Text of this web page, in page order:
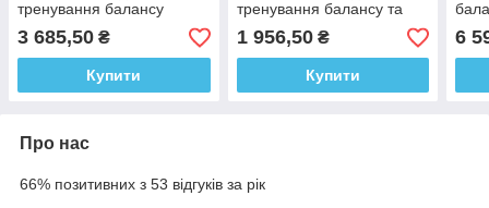
тренування балансу
3 685,50 ₴
Купити
тренування балансу та
рівноваги
1 956,50₴
Купити
6
Про нас
66% позитивних з 53 відгуків за рік